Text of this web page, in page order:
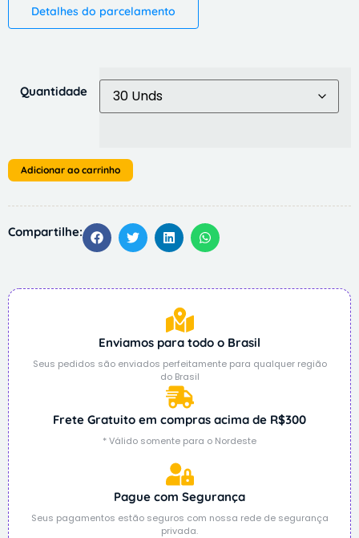
Detalhes do parcelamento
Quantidade
Adicionar ao carrinho
Compartilhe:
Enviamos para todo o Brasil
Seus pedidos são enviados perfeitamente para qualquer região
do Brasil
Frete Gratuito em compras acima de R$300
* Válido somente para o Nordeste
Pague com Segurança
Seus pagamentos estão seguros com nossa rede de segurança
privada.